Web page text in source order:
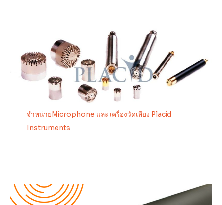
จำหน่ายMicrophone และ เครื่องวัดเสียง Placid
Instruments